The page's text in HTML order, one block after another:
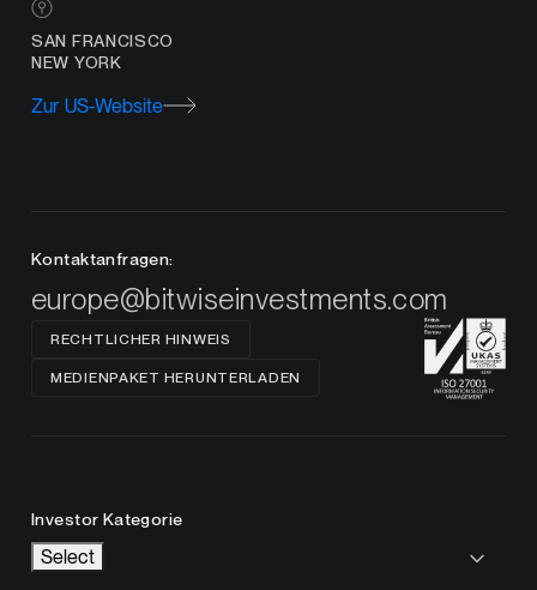
SAN FRANCISCO
NEW YORK
Zur US-Website
Kontaktanfragen:
europe@bitwiseinvestments.com
RECHTLICHER HINWEIS
MEDIENPAKET HERUNTERLADEN
Investor Kategorie
Select